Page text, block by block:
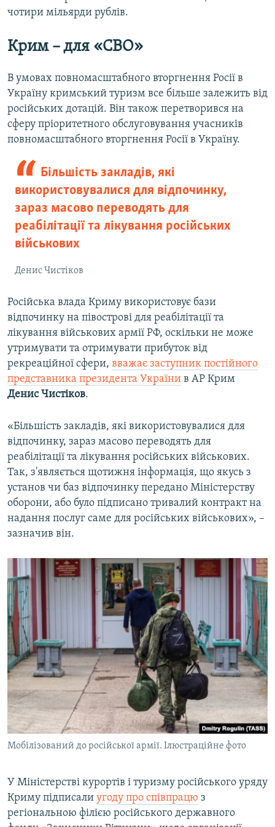
чотири мільярди рублів.
Крим – для «СВО»
В умовах повномасштабного вторгнення Росії в
Україну кримський туризм все більше залежить від
російських дотацій. Він також перетворився на
сферу пріоритетного обслуговування учасників
повномасштабного вторгнення Росії в Україну.
Більшість закладів, які
використовувалися для відпочинку,
зараз масово переводять для
реабілітації та лікування російських
військових
Денис Чистіков
Російська влада Криму використовує бази
відпочинку на півострові для реабілітації та
лікування військових армії РФ, оскільки не може
утримувати та отримувати прибуток від
рекреаційної сфери, вважає заступник постійного
представника президента України в АР Крим
Денис Чистіков.
«Більшість закладів, які використовувалися для
відпочинку, зараз масово переводять для
реабілітації та лікування російських військових.
Так, з'являється щотижня інформація, що якусь з
установ чи баз відпочинку передано Міністерству
оборони, або було підписано тривалий контракт на
надання послуг саме для російських військових», –
зазначив він.
Мобілізований до російської армії. Ілюстраційне фото
У Міністерстві курортів і туризму російського уряду
Криму підписали угоду про співпрацю з
регіональною філією російського державного